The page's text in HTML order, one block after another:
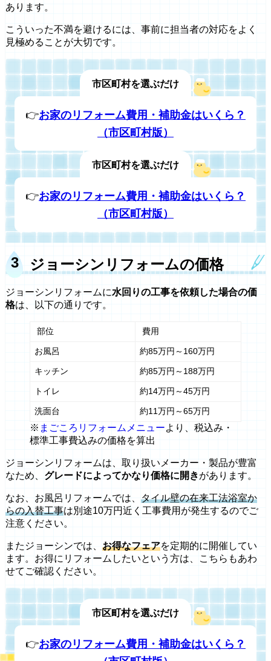
あります。
こういった不満を避けるには、事前に担当者の対応をよく
見極めることが大切です。
市区町村を選ぶだけ
👉お家のリフォーム費用・補助金はいくら？
（市区町村版）
市区町村を選ぶだけ
👉お家のリフォーム費用・補助金はいくら？
（市区町村版）
ジョーシンリフォームの価格
ジョーシンリフォームに水回りの工事を依頼した場合の価
格は、以下の通りです。
部位 費用
お風呂 約85万円～160万円
キッチン 約85万円～188万円
トイレ 約14万円～45万円
洗面台 約11万円～65万円
※ まごころリフォームメニューより、税込み・
標準工事費込みの価格を算出
ジョーシンリフォームは、取り扱いメーカー・製品が豊富
なため、 グレードによってかなり価格に開きがあります。
なお、お風呂リフォームでは、 タイル壁の在来工法浴室か
らの入替工事は別途10万円近く工事費用が発生するのでご
注意ください。
またジョーシンでは、 お得なフェアを定期的に開催してい
ます。お得にリフォームしたいという方は、こちらもあわ
せてご確認ください。
市区町村を選ぶだけ
👉お家のリフォーム費用・補助金はいくら？